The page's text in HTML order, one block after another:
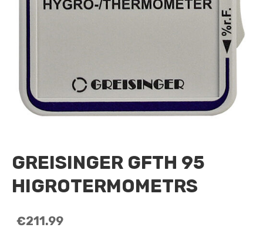
GREISINGER GFTH 95
HIGROTERMOMETRS
€211.99